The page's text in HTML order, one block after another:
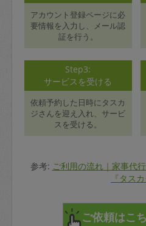
アカウント登録ページに必
要情報を入力し、メール認
証を行う。
Step3:
サービスを受ける
依頼予約した日時にタスカ
ジさんを迎え入れ、サービ
スを受ける。
参考: ご利用の流れ｜家事代
『タスカ